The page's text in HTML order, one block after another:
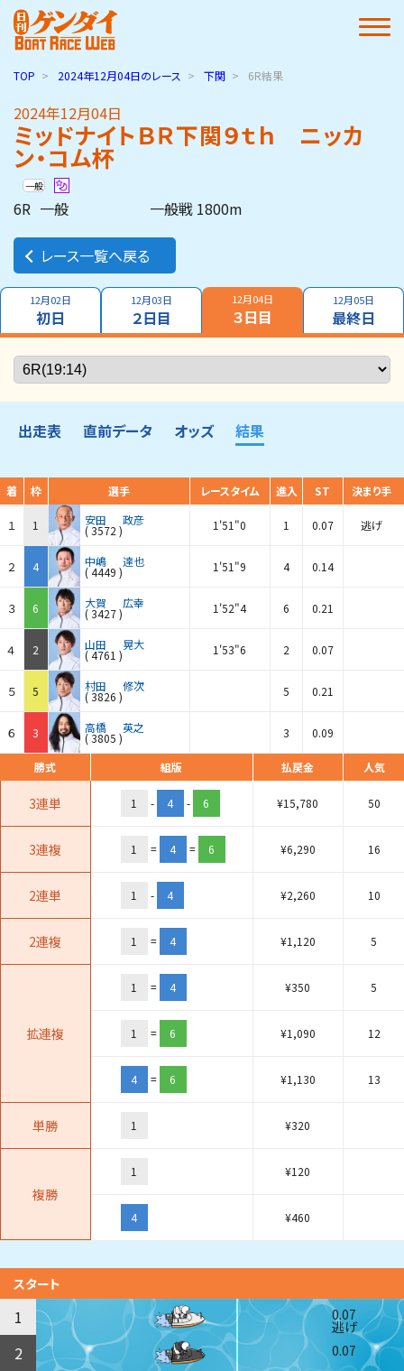
TOP 2024年12月04日のレース 下関 6R結果
2024年12月04日
ミッドナイトＢＲ下関９ｔｈ ニッカ
ン・コム杯
一般
6R 一般 一般戦 1800m
レース一覧へ戻る
12月02日
初日
12月03日
２日目
12月04日
３日目
12月05日
最終日
出走表 直前データ オッズ 結果
着 枠 選手 レースタイム 進入 ST 決まり手
１ 1 安田 政彦
(3572 ) 1'51"0 1 0.07 逃げ
２ 4 中嶋 達也
(4449 ) 1'51"9 4 0.14
３ 6 大賀 広幸
(3427) 1'52"4 6 0.21
４ 2 山田 晃大
(4761 ) 1'53"6 2 0.07
５ 5 村田 修次
(3826 ) 5 0.21
６ 3 高橋 英之
(3805 ) 3 0.09
勝式 組版 払戻金 人気
3連単 1 - 4 - 6 ¥15,780 50
3連複 1 = 4 = 6 ¥6,290 16
2連単 1 - 4 ¥2,260 10
2連複 1 = 4 ¥1,120 5
拡連複
1 = 4 ¥350 5
1 = 6 ¥1,090 12
4 = 6 ¥1,130 13
単勝 1 ¥320
複勝
1 ¥120
4 ¥460
スタート
1 0.07
逃げ
2 0.07